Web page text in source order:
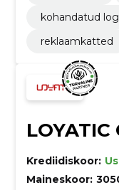
kohandatud
reklaamkatted
LOYATIC
Krediidiskoor:
Maineskoor: